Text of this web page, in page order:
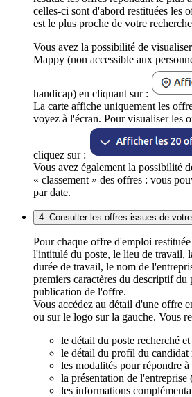
celles-ci sont d'abord restituées les
est le plus proche de votre
Vous avez la possibilité de
Mappy (non accessible aux
handicap) en cliquant sur :
La carte affiche uniquement les
voyez à l'écran. Pour visualiser les
cliquez sur :
Vous avez également la possibilité
« classement » des offres : vous
par date.
4. Consulter les offres issues de
Pour chaque offre d'emploi
l'intitulé du poste, le lieu de travail,
durée de travail, le nom de
premiers caractères du descriptif du
publication de l'offre.
Vous accédez au détail d'une offre
ou sur le logo sur la gauche. Vous
le détail du poste recherché
le détail du profil du candidat
les modalités pour répondre
la présentation de l'entreprise
les informations